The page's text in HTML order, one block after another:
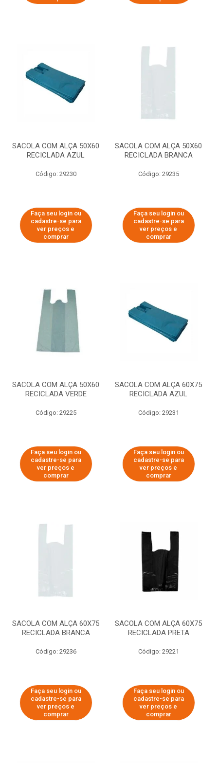
SACOLA COM ALÇA 50X60
RECICLADA AZUL
Código: 29230
Faça seu login ou
cadastre-se para
ver preços e
comprar
SACOLA COM ALÇA 50X60
RECICLADA BRANCA
Código: 29235
Faça seu login ou
cadastre-se para
ver preços e
comprar
SACOLA COM ALÇA 50X60
RECICLADA VERDE
Código: 29225
Faça seu login ou
cadastre-se para
ver preços e
comprar
SACOLA COM ALÇA 60X75
RECICLADA AZUL
Código: 29231
Faça seu login ou
cadastre-se para
ver preços e
comprar
SACOLA COM ALÇA 60X75
RECICLADA BRANCA
Código: 29236
Faça seu login ou
cadastre-se para
ver preços e
comprar
SACOLA COM ALÇA 60X75
RECICLADA PRETA
Código: 29221
Faça seu login ou
cadastre-se para
ver preços e
comprar